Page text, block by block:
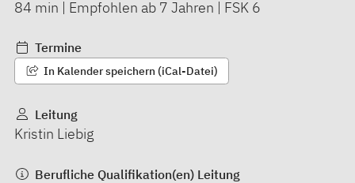
84 min | Empfohlen ab 7 Jahren | FSK 6
Termine
In Kalender speichern (iCal-Datei)
Leitung
Kristin Liebig
Berufliche Qualifikation(en) Leitung